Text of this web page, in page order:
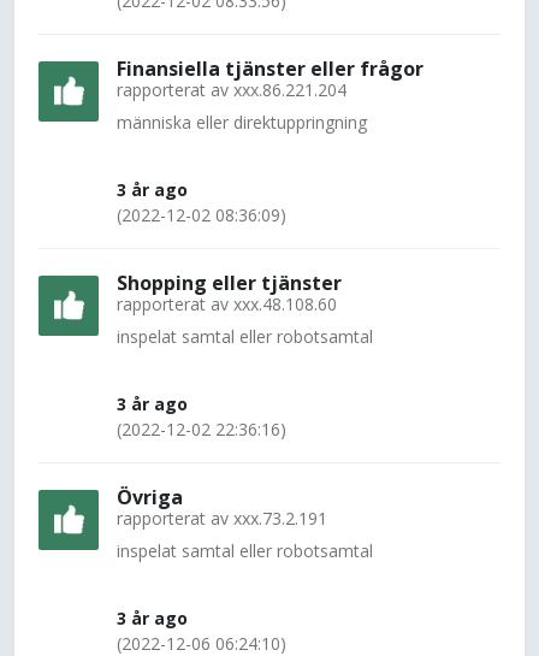
Finansiella tjänster eller frågor
rapporterat av xxx.86.221.204
människa eller direktuppringning
3 år ago
(2022-12-02 08:36:09)
Shopping eller tjänster
rapporterat av xxx.48.108.60
inspelat samtal eller robotsamtal
3 år ago
(2022-12-02 22:36:16)
Övriga
rapporterat av xxx.73.2.191
inspelat samtal eller robotsamtal
3 år ago
(2022-12-06 06:24:10)